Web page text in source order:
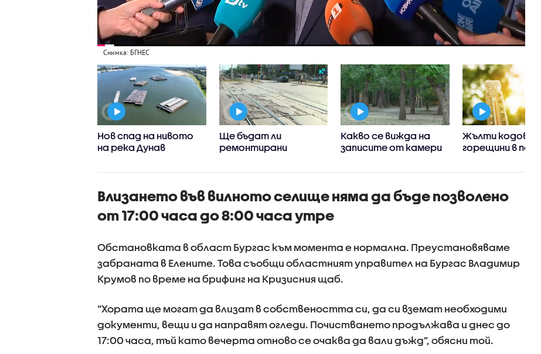
Снимка: БГНЕС
Нов спад на нивото
на река Дунав
Ще бъдат ли
ремонтирани
„Люлин” след двата
Какво се вижда на
записите от камери
смъртоносния побой
Жълти кодове за
горещини в по-
България
Влизането във вилното селище няма да бъде позволено
от 17:00 часа до 8:00 часа утре
Обстановката в област Бургас към момента е нормална. Преустановяваме
забраната в Елените. Това съобщи областният управител на Бургас Владимир
Крумов по време на брифинг на Кризисния щаб.
“Хората ще могат да влизат в собствеността си, да си вземат необходими
документи, вещи и да направят огледи. Почистването продължава и днес до
17:00 часа, тъй като вечерта отново се очаква да вали дъжд”, обясни той.